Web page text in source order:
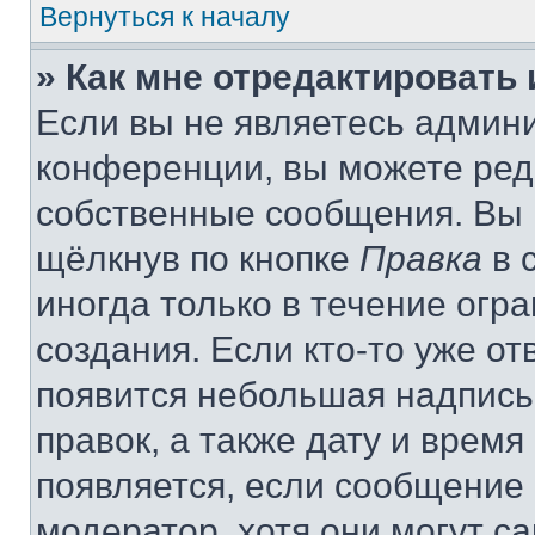
Вернуться к началу
» Как мне
Если вы не являетесь
конференции, вы можете
собственные сообщения. Вы
щёлкнув по кнопке Правка в
иногда только в течение
создания. Если кто-то уже
появится небольшая
правок, а также дату и
появляется, если